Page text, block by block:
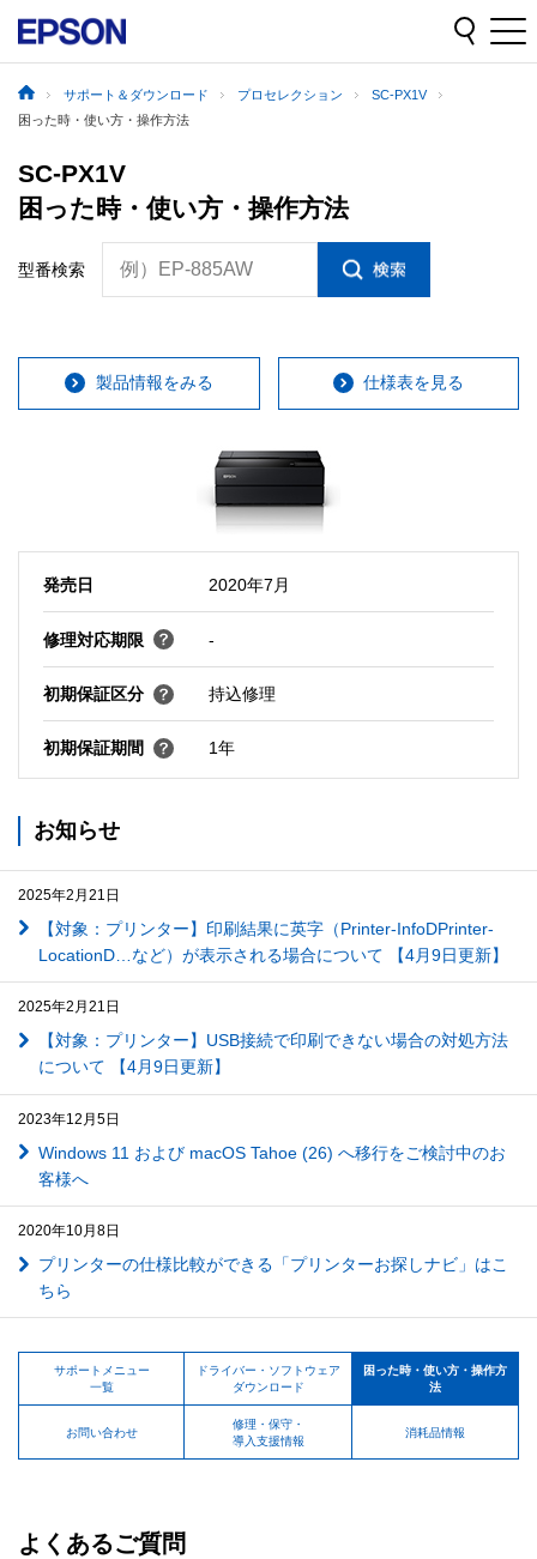
サポート＆ダウンロード プロセレクション
SC-PX1V
困った時・使い方・操作方法
SC-PX1V
困った時・使い方・操作方法
型番検索 例）EP-885AW
製品情報をみる 仕様表を見る
発売日 2020年7月
修理対応期限 -
初期保証区分 持込修理
初期保証期間 1年
お知らせ
2025年2月21日
【対象：プリンター】印刷結果に英字（Printer-InfoDPrinter-
LocationD…など）が表示される場合について 【4月9日更新】
2025年2月21日
【対象：プリンター】USB接続で印刷できない場合の対処方法
について 【4月9日更新】
2023年12月5日
Windows 11 および macOS Tahoe (26) へ移行をご検討中のお
客様へ
2020年10月8日
プリンターの仕様比較ができる「プリンターお探しナビ」はこ
ちら
サポートメニュー
一覧
ドライバー・ソフトウェア
ダウンロード
困った時・使い方・操作方
法
お問い合わせ
修理・保守・
導入支援情報
消耗品情報
よくあるご質問